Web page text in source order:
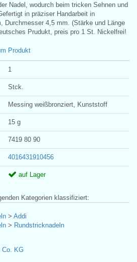
Nadel, wodurch beim tricken Sehnen und
in präziser Handarbeit in
Durchmesser 4,5 mm. (Stärke und Länge
Prudukt, preis pro 1 St. Nickelfrei!
Produkt
1
Stck.
Messing weißbronziert, Kunststoff
15 g
7419 80 90
4016431910456
auf Lager
Kategorien klassifiziert:
> Addi
> Rundstricknadeln
Co. KG